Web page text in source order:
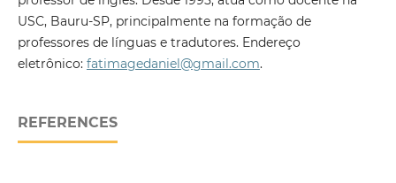
USC, Bauru-SP, principalmente na formação de
professores de línguas e tradutores. Endereço
eletrônico: fatimagedaniel@gmail.com.
REFERENCES